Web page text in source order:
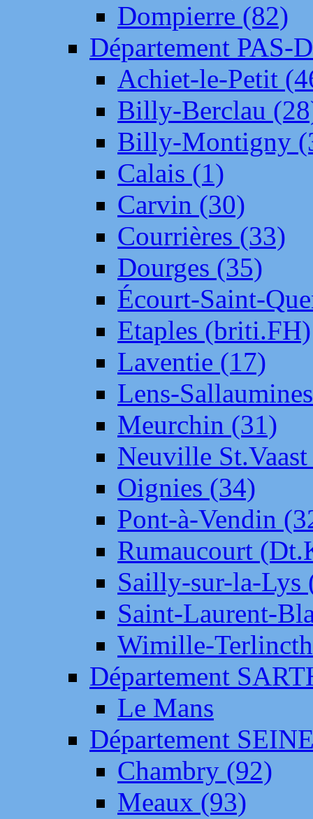
Dompierre (82)
Département PAS-
Achiet-le-Petit
Billy-Berclau
Billy-Montigny
Calais (1)
Carvin (30)
Courrières (33)
Dourges (35)
Écourt-Saint-
Etaples (briti.FH)
Laventie (17)
Lens-
Meurchin (31)
Neuville
Oignies (34)
Pont-à-Vendin
Rumaucourt
Sailly-sur-la-Lys
Saint-Laurent-
Wimille-
Département
Le Mans
Département
Chambry (92)
Meaux (93)